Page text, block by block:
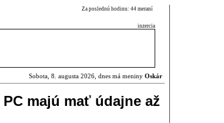
Za poslednú hodinu: 44 meraní
inzercia
Sobota, 8. augusta 2026, dnes má meniny Oskár
majú mať údajne až